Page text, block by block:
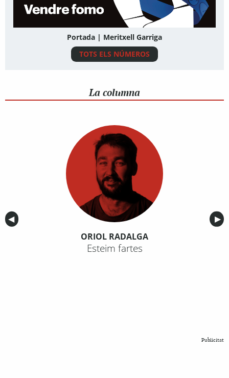
Portada | Meritxell Garriga
TOTS ELS NÚMEROS
La columna
Anterior
◀︎ ▶︎
ORIOL RADALGA
Esteim fartes
Publicitat